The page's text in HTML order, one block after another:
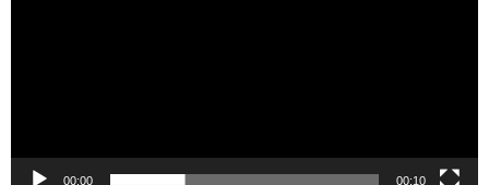
00:00 00:10